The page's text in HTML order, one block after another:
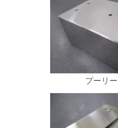
プーリ